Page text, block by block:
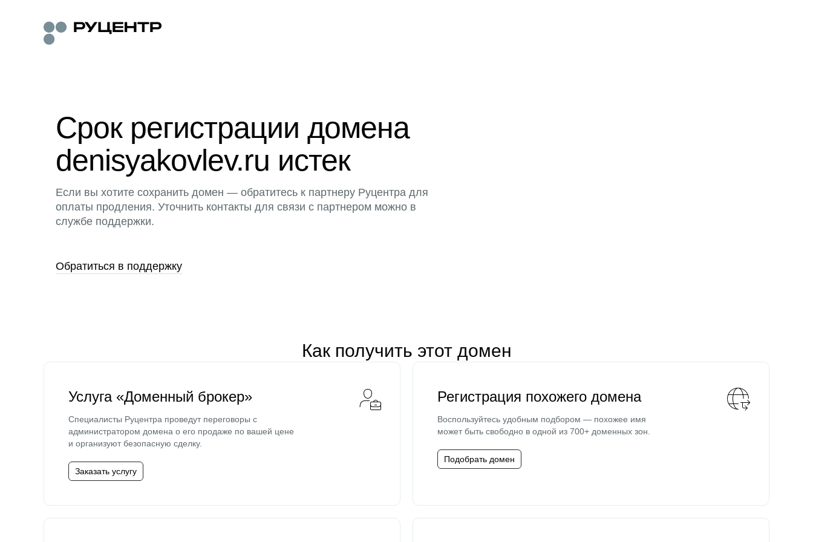
Срок регистрации домена
denisyakovlev.ru истек
Если вы хотите сохранить домен — обратитесь к партнеру Руцентра для
оплаты продления. Уточнить контакты для связи с партнером можно в
службе поддержки.
Обратиться в поддержку
Как получить этот домен
Услуга «Доменный брокер»
Специалисты Руцентра проведут переговоры с
администратором домена о его продаже по вашей цене
и организуют безопасную сделку.
Заказать услугу
Регистрация похожего домена
Воспользуйтесь удобным подбором — похожее имя
может быть свободно в одной из 700+ доменных зон.
Подобрать домен